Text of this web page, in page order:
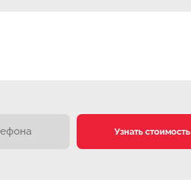
Узнать стоимость